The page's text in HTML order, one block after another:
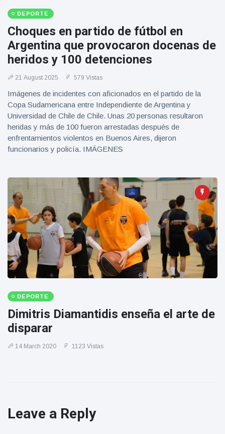
DEPORTE
Choques en partido de fútbol en
Argentina que provocaron docenas de
heridos y 100 detenciones
21 August 2025 579 Vistas
Imágenes de incidentes con aficionados en el partido de la
Copa Sudamericana entre Independiente de Argentina y
Universidad de Chile de Chile. Unas 20 personas resultaron
heridas y más de 100 fueron arrestadas después de
enfrentamientos violentos en Buenos Aires, dijeron
funcionarios y policía. IMÁGENES
DEPORTE
Dimitris Diamantidis enseña el arte de
disparar
14 March 2020 1123 Vistas
Leave a Reply